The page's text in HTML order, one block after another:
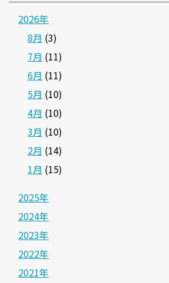
2026年
8月 (3)
7月 (11)
6月 (11)
5月 (10)
4月 (10)
3月 (10)
2月 (14)
1月 (15)
2025年
2024年
2023年
2022年
2021年